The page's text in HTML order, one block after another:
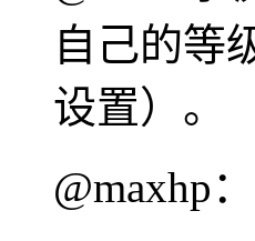
自己的等
设置）。
@maxhp